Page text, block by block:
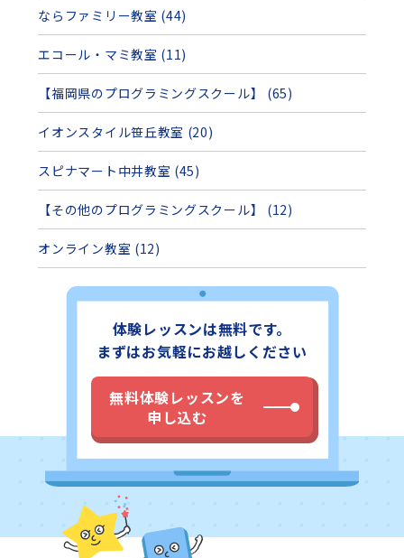
ならファミリー教室 (44)
エコール・マミ教室 (11)
【福岡県のプログラミングスクール】 (65)
イオンスタイル笹丘教室 (20)
スピナマート中井教室 (45)
【その他のプログラミングスクール】 (12)
オンライン教室 (12)
体験レッスンは無料です。
まずはお気軽にお越しください
無料体験レッスンを
申し込む